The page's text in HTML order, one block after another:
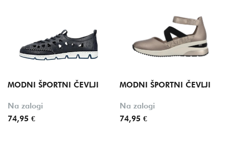
MODNI ŠPORTNI ČEVLJI
Na zalogi
74,95 €
MODNI ŠPORTNI ČEVLJI
Na zalogi
74,95 €